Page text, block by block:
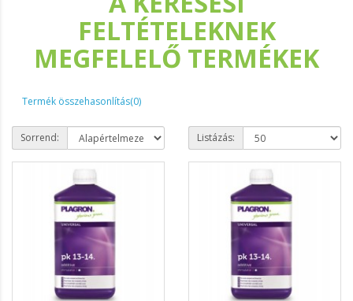
FELTÉTELEKNEK
MEGFELELŐ TERMÉKEK
Termék összehasonlítás(0)
Sorrend: Listázás: